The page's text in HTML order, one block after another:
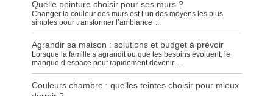
Quelle peinture choisir pour ses murs ?
Changer la couleur des murs est l’un des moyens les plus
simples pour transformer l’ambiance
Agrandir sa maison : solutions et budget à prévoir
Lorsque la famille s’agrandit ou que les besoins évoluent, le
manque d’espace peut rapidement devenir
Couleurs chambre : quelles teintes choisir pour mieux